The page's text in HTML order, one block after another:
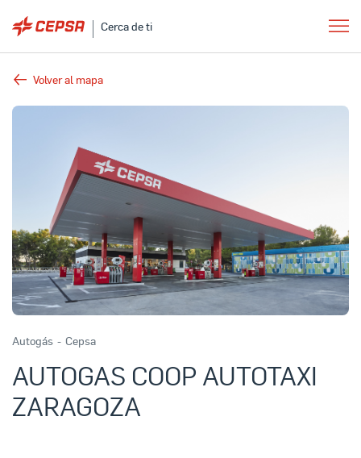
Cerca de ti
Volver al mapa
Autogás - Cepsa
AUTOGAS COOP AUTOTAXI
ZARAGOZA